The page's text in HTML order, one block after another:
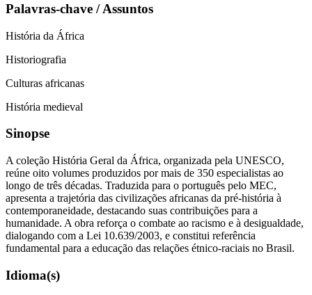
Palavras-chave / Assuntos
História da África
Historiografia
Culturas africanas
História medieval
Sinopse
A coleção História Geral da África, organizada pela UNESCO,
reúne oito volumes produzidos por mais de 350 especialistas ao
longo de três décadas. Traduzida para o português pelo MEC,
apresenta a trajetória das civilizações africanas da pré-história à
contemporaneidade, destacando suas contribuições para a
humanidade. A obra reforça o combate ao racismo e à desigualdade,
dialogando com a Lei 10.639/2003, e constitui referência
fundamental para a educação das relações étnico-raciais no Brasil.
Idioma(s)